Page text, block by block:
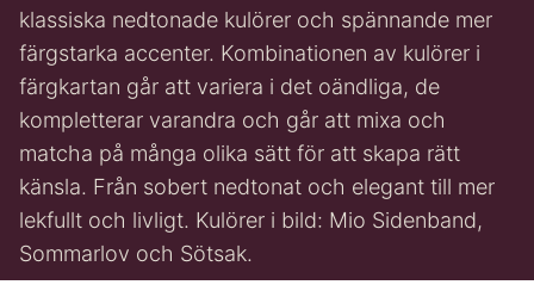
klassiska nedtonade kulörer och spännande mer
färgstarka accenter. Kombinationen av kulörer i
färgkartan går att variera i det oändliga, de
kompletterar varandra och går att mixa och
matcha på många olika sätt för att skapa rätt
känsla. Från sobert nedtonat och elegant till mer
lekfullt och livligt. Kulörer i bild: Mio Sidenband,
Sommarlov och Sötsak.